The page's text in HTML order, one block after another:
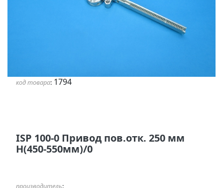
код товара: 1794
ISP 100-0 Привод пов.отк. 250 мм
Н(450-550мм)/0
производитель: